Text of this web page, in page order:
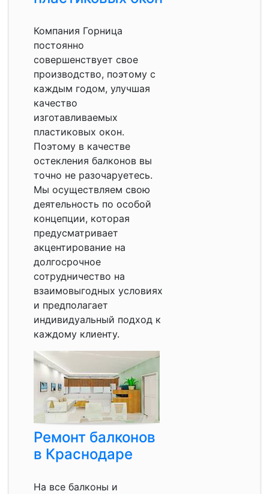
Компания Горница
постоянно
совершенствует свое
производство, поэтому с
каждым годом, улучшая
качество
изготавливаемых
пластиковых окон.
Поэтому в качестве
остекления балконов вы
точно не разочаруетесь.
Мы осуществляем свою
деятельность по особой
концепции, которая
предусматривает
акцентирование на
долгосрочное
сотрудничество на
взаимовыгодных условиях
и предполагает
индивидуальный подход к
каждому клиенту.
Ремонт балконов
в Краснодаре
На все балконы и